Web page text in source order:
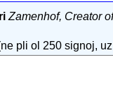
Zamenhof, Creator
pli ol 250 signoj,